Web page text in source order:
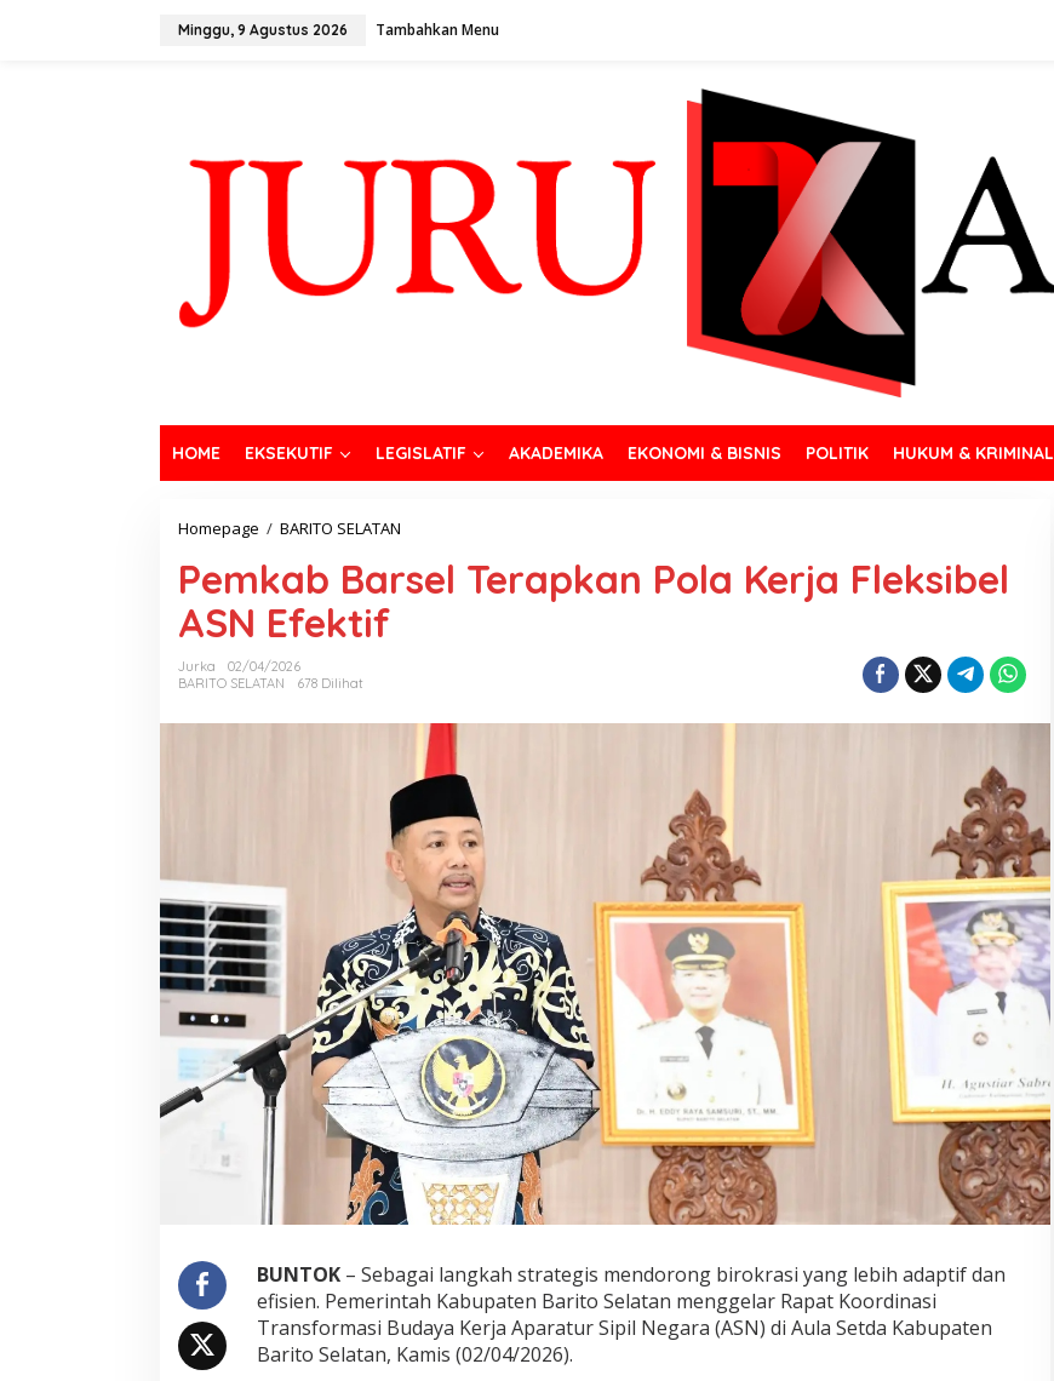
Minggu, 9 Agustus 2026 Tambahkan Menu
HOME EKSEKUTIF LEGISLATIF AKADEMIKA EKONOMI & BISNIS POLITIK HUKUM & KRIMINAL
Homepage / BARITO SELATAN
Pemkab Barsel Terapkan Pola Kerja Fleksibel
ASN Efektif
Jurka
02/04/2026
BARITO SELATAN
678 Dilihat
BUNTOK– Sebagai langkah strategis mendorong birokrasi yang lebih adaptif dan
efisien. Pemerintah Kabupaten Barito Selatan menggelar Rapat Koordinasi
Transformasi Budaya Kerja Aparatur Sipil Negara (ASN) di Aula Setda Kabupaten
Barito Selatan, Kamis (02/04/2026).